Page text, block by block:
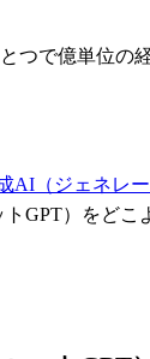
つで億単位の
AI（ジェネレー
トGPT）をど